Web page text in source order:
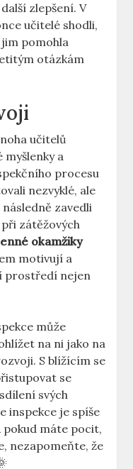
zlepšení.‌ V‌
učitelé shodli,
pomohla
otázkám
učitelů‌
myšlenky‌ a
procesu
nezvyklé, ale
zavedli
‍při zátěžových
okamžiky⁤
motivují a
prostředí nejen
​může
na ni jako na
S blížícím ‌se
se
svých
inspekce⁢ je spíše
máte pocit,
nezapomeňte, ​že